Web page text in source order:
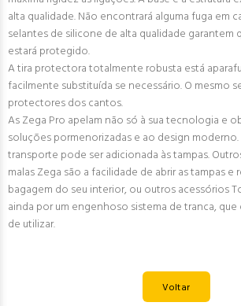
alta qualidade. Não encontrará alguma fuga em
selantes de silicone de alta qualidade
estará protegido.
A tira protectora totalmente robusta está
facilmente substituída se necessário. O mesmo
protectores dos cantos.
As Zega Pro apelam não só à sua tecnologia e
soluções pormenorizadas e ao design moderno.
transporte pode ser adicionada às tampas.
malas Zega são a facilidade de abrir as tampas e
bagagem do seu interior, ou outros acessórios
ainda por um engenhoso sistema de tranca,
de utilizar.
Voltar